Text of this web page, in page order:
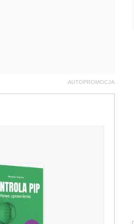
AUTOPROMOCJA